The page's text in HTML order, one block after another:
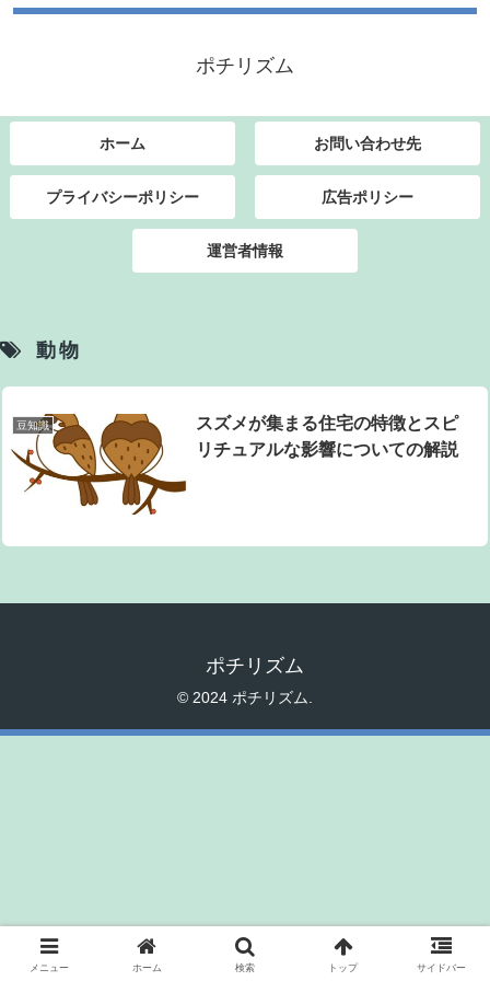
ポチリズム
ホーム お問い合わせ先
プライバシーポリシー 広告ポリシー
運営者情報
動物
豆知識
スズメが集まる住宅の特徴とスピ
リチュアルな影響についての解説
ポチリズム
© 2024 ポチリズム.
メニュー ホーム 検索 トップ サイドバー